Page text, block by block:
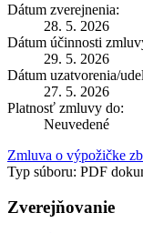
Dátum zverejnenia:
28. 5. 2026
Dátum účinnosti
29. 5. 2026
Dátum uzatvorenia/
27. 5. 2026
Platnosť zmluvy do:
Neuvedené
Zmluva o výpožičke
Typ súboru: PDF
Zverejňovanie